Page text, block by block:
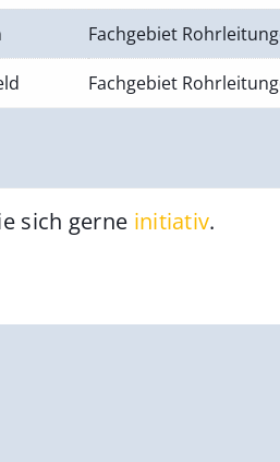
Fachgebiet
Fachgebiet
sich gerne initiativ.